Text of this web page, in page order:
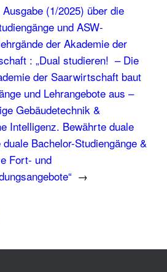
(1/2025) über die
und ASW-
der Akademie der
: „Dual studieren! – Die
der Saarwirtschaft baut
und Lehrangebote aus –
Gebäudetechnik &
Intelligenz. Bewährte duale
duale Bachelor-Studiengänge &
Fort- und
→